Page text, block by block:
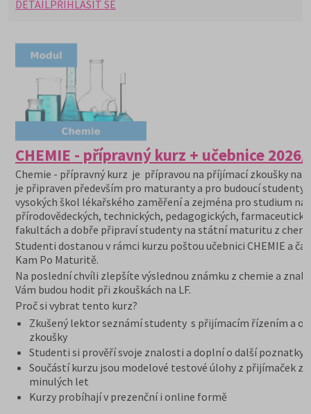
DETAILPŘIHLÁSIT SE
CHEMIE - přípravný kurz + učebnice 2026/
Chemie - přípravný kurz je přípravou na příjímací zkoušky na
je připraven především pro maturanty a pro budoucí studenty
vysokých škol lékařského zaměření a zejména pro studium na
přírodovědeckých, technických, pedagogických,
fakultách a dobře připraví studenty na státní maturitu z
Studenti dostanou v rámci kurzu poštou učebnici CHEMIE a
Kam Po Maturitě.
Na poslední chvíli zlepšíte výslednou známku z chemie a
Vám budou hodit při zkouškách na LF.
Proč si vybrat tento kurz?
Zkušený lektor seznámí studenty s přijímacím řízením a
zkoušky
Studenti si prověří svoje znalosti a doplní o další poznatky
Součástí kurzu jsou modelové testové úlohy z přijímaček z
minulých let
Kurzy probíhají v prezenční i online formě